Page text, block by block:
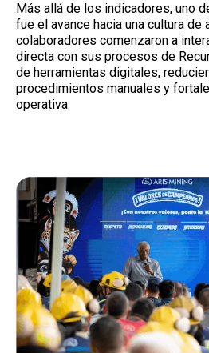
Más allá de los indicadores, uno
fue el avance hacia una cultura
colaboradores comenzaron a
directa con sus procesos de
de herramientas digitales,
procedimientos manuales y
operativa.